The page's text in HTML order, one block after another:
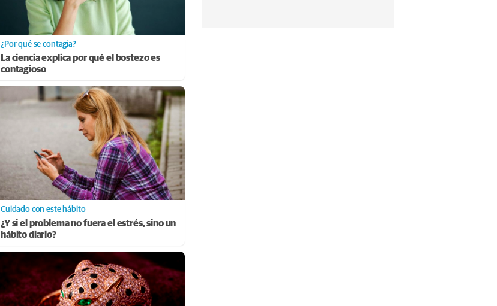
¿Por qué se contagia?
La ciencia explica por qué el bostezo es
contagioso
Cuidado con este hábito
¿Y si el problema no fuera el estrés, sino un
hábito diario?